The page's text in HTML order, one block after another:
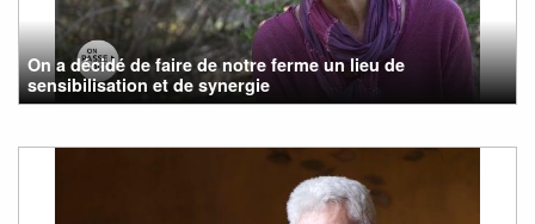
On a décidé de faire de notre ferme un lieu de
sensibilisation et de synergie